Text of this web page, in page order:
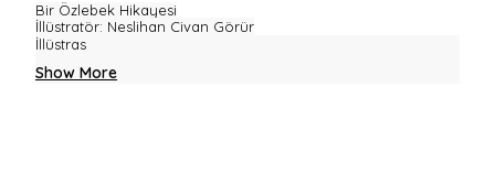
Bir Özlebek Hikayesi
İllüstratör: Neslihan Civan Görür
İllüstras
Show More